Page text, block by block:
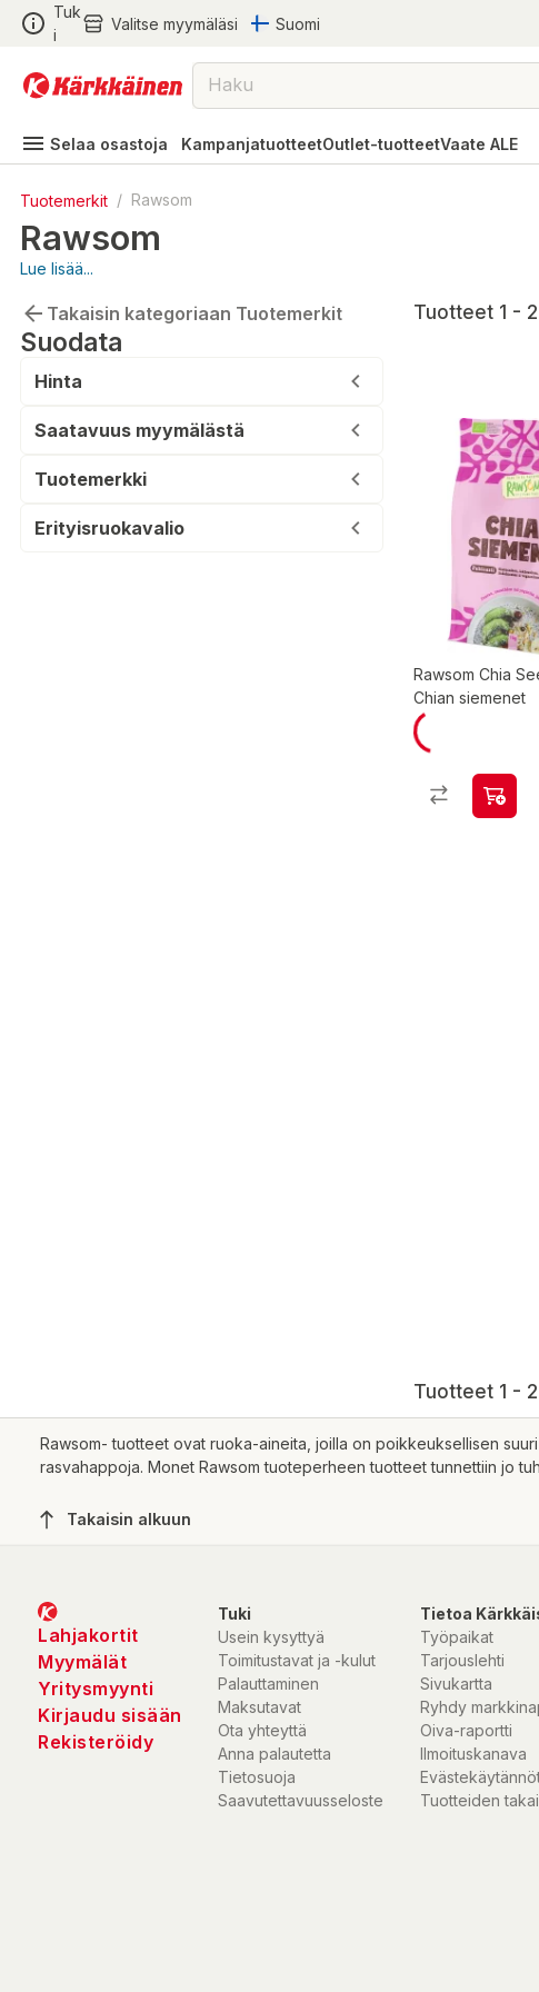
Tuk
i
Valitse myymäläsi Suomi
Selaa osastoja KampanjatuotteetOutlet-tuotteetVaate ALE
Tuotemerkit / Rawsom
Rawsom
Lue lisää...
Takaisin kategoriaan Tuotemerkit
Suodata
Hinta
Saatavuus myymälästä
Tuotemerkki
Erityisruokavalio
Tuotteet 1 -
Rawsom Chia
Chian siemenet
Tuotteet 1 -
Rawsom- tuotteet ovat ruoka-aineita, joilla on poikkeuksellisen
rasvahappoja. Monet Rawsom tuoteperheen tuotteet tunnettiin jo
Takaisin alkuun
Lahjakortit
Myymälät
Yritysmyynti
Kirjaudu sisään
Rekisteröidy
Tuki
Usein kysyttyä
Toimitustavat ja -kulut
Palauttaminen
Maksutavat
Ota yhteyttä
Anna palautetta
Tietosuoja
Saavutettavuusseloste
Tietoa
Työpaikat
Tarjouslehti
Sivukartta
Ryhdy
Oiva-raportti
Ilmoituskanava
Tuotteiden